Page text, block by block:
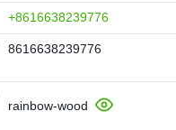
+8616638239776
8616638239776
rainbow-wood